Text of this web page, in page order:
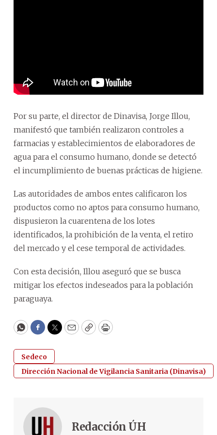
Por su parte, el director de Dinavisa, Jorge Illou,
manifestó que también realizaron controles a
farmacias y establecimientos de elaboradores de
agua para el consumo humano, donde se detectó
el incumplimiento de buenas prácticas de higiene.
Las autoridades de ambos entes calificaron los
productos como no aptos para consumo humano,
dispusieron la cuarentena de los lotes
identificados, la prohibición de la venta, el retiro
del mercado y el cese temporal de actividades.
Con esta decisión, Illou aseguró que se busca
mitigar los efectos indeseados para la población
paraguaya.
WhatsApp
Facebook
Twitter
EmailCopyPrint
Sedeco
Dirección Nacional de Vigilancia Sanitaria (Dinavisa)
Redacción ÚH